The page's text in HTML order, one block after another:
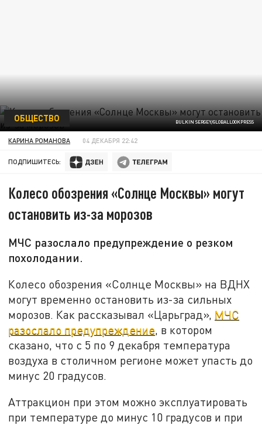
BULKIN SERGEY/GLOBALLOOKPRESS
ОБЩЕСТВО
КАРИНА РОМАНОВА 04 ДЕКАБРЯ 22:42
ПОДПИШИТЕСЬ:
Колесо обозрения «Солнце Москвы» могут
остановить из-за морозов
МЧС разослало предупреждение о резком
похолодании.
Колесо обозрения «Солнце Москвы» на ВДНХ
могут временно остановить из-за сильных
морозов. Как рассказывал «Царьград», МЧС
разослало предупреждение, в котором
сказано, что с 5 по 9 декабря температура
воздуха в столичном регионе может упасть до
минус 20 градусов.
Аттракцион при этом можно эксплуатировать
при температуре до минус 10 градусов и при